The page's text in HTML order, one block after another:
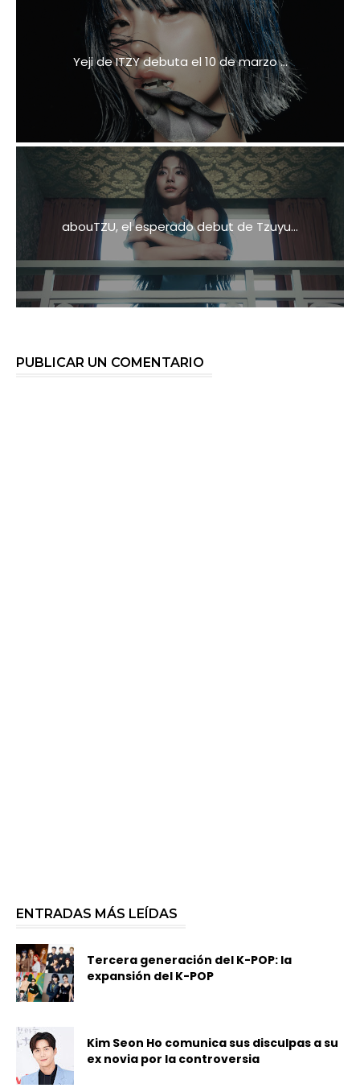
Yeji de ITZY debuta el 10 de marzo ...
abouTZU, el esperado debut de Tzuyu...
PUBLICAR UN COMENTARIO
ENTRADAS MÁS LEÍDAS
Tercera generación del K-POP: la
expansión del K-POP
Kim Seon Ho comunica sus disculpas a su
ex novia por la controversia